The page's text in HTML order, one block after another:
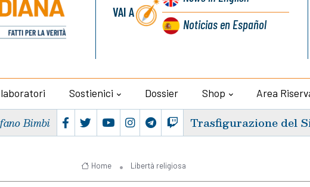
VAI A
Noticiasen Español
Sostienici Dossier Shop Area
Bimbi Trasfigurazione del
Home Libertà religiosa